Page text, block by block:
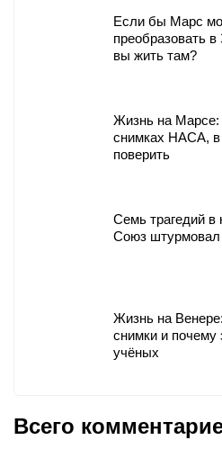
Если бы Марс
преобразовать
вы жить там?
Жизнь на Марсе:
снимках НАСА, в
поверить
Семь трагедий в
Союз штурмовал
Жизнь на
снимки и почему
учёных
Всего